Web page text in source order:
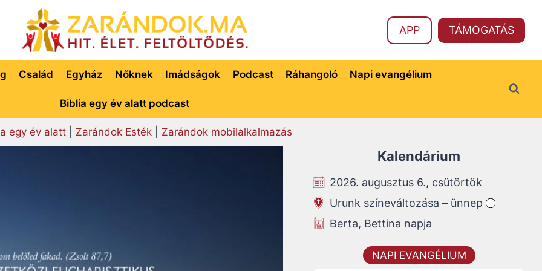
APP TÁMOGATÁS
Család Egyház Nőknek Imádságok Podcast Ráhangoló Napi evangélium
Biblia egy év alatt podcast
egy év alatt| Zarándok Esték| Zarándok mobilalkalmazás
Kalendárium
2026. augusztus 6., csütörtök
Urunk színeváltozása – ünnep
Berta, Bettina napja
NAPI EVANGÉLIUM